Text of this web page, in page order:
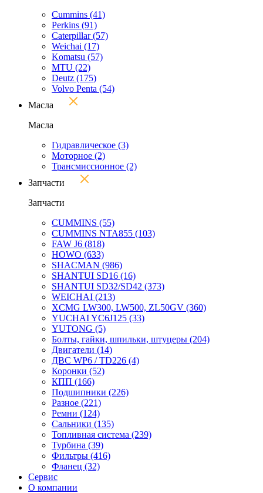
Cummins (41)
Perkins (91)
Caterpillar(57)
Weichai (17)
Komatsu (57)
MTU (22)
Deutz (175)
Volvo Penta (54)
Масла
Масла
Гидравлическое (3)
Моторное (2)
Трансмиссионное (2)
Запчасти
Запчасти
CUMMINS (55)
CUMMINS NTA855 (103)
FAW J6 (818)
HOWO (633)
SHACMAN (986)
SHANTUI SD16 (16)
SHANTUI SD32/SD42 (373)
WEICHAI (213)
XCMG LW300, LW500, ZL50GV (360)
YUCHAI YC6J125 (33)
YUTONG (5)
Болты, гайки, шпильки, штуцеры (204)
Двигатели (14)
ДВС WP6 / TD226 (4)
Коронки (52)
КПП (166)
Подшипники (226)
Разное (221)
Ремни (124)
Сальники (135)
Топливная система (239)
Турбина (39)
Фильтры (416)
Фланец (32)
Сервис
О компании